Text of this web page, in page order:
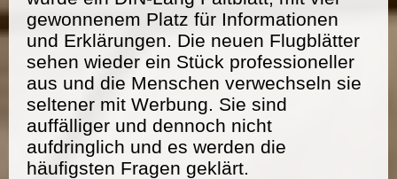
gewonnenem Platz für Informationen
und Erklärungen. Die neuen Flugblätter
sehen wieder ein Stück professioneller
aus und die Menschen verwechseln sie
seltener mit Werbung. Sie sind
auffälliger und dennoch nicht
aufdringlich und es werden die
häufigsten Fragen geklärt.